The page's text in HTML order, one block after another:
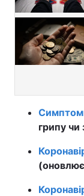
грипу чи